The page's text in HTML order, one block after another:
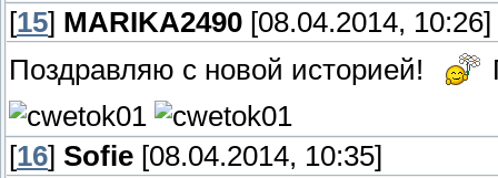
[15] MARIKA2490 [08.04.2014, 10:26]
Поздравляю с новой историей!
[16] Sofie [08.04.2014, 10:35]